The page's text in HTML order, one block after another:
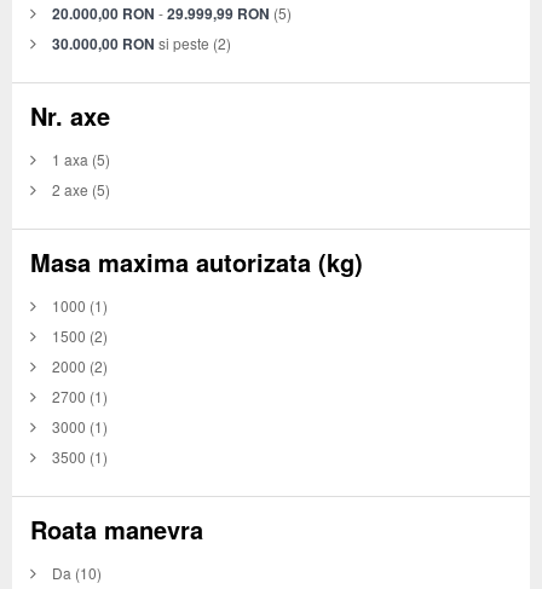
20.000,00 RON -29.999,99 RON (5)
30.000,00 RON si peste (2)
Nr. axe
1 axa (5)
2 axe (5)
Masa maxima autorizata (kg)
1000 (1)
1500 (2)
2000 (2)
2700 (1)
3000 (1)
3500 (1)
Roata manevra
Da (10)